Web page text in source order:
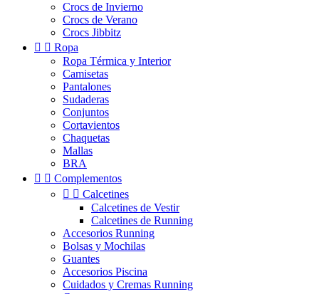
Crocs de Invierno
Crocs de Verano
Crocs Jibbitz
  Ropa
Ropa Térmica y Interior
Camisetas
Pantalones
Sudaderas
Conjuntos
Cortavientos
Chaquetas
Mallas
BRA
  Complementos
  Calcetines
Calcetines de Vestir
Calcetines de Running
Accesorios Running
Bolsas y Mochilas
Guantes
Accesorios Piscina
Cuidados y Cremas Running